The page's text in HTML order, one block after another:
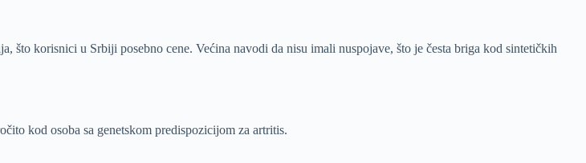
što korisnici u Srbiji posebno cene. Većina navodi da nisu imali nuspojave, što je česta briga kod sintetičkih
kod osoba sa genetskom predispozicijom za artritis.